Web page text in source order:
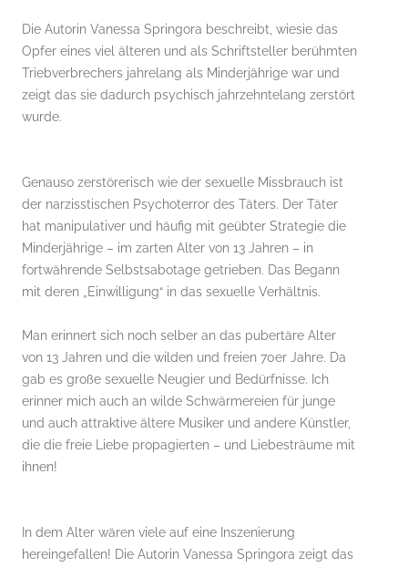
Die Autorin Vanessa Springora beschreibt, wiesie das
Opfer eines viel älteren und als Schriftsteller berühmten
Triebverbrechers jahrelang als Minderjährige war und
zeigt das sie dadurch psychisch jahrzehntelang zerstört
wurde.
Genauso zerstörerisch wie der sexuelle Missbrauch ist
der narzisstischen Psychoterror des Täters. Der Täter
hat manipulativer und häufig mit geübter Strategie die
Minderjährige – im zarten Alter von 13 Jahren – in
fortwährende Selbstsabotage getrieben. Das Begann
mit deren „Einwilligung“ in das sexuelle Verhältnis.
Man erinnert sich noch selber an das pubertäre Alter
von 13 Jahren und die wilden und freien 70er Jahre. Da
gab es große sexuelle Neugier und Bedürfnisse. Ich
erinner mich auch an wilde Schwärmereien für junge
und auch attraktive ältere Musiker und andere Künstler,
die die freie Liebe propagierten – und Liebesträume mit
ihnen!
In dem Alter wären viele auf eine Inszenierung
hereingefallen! Die Autorin Vanessa Springora zeigt das